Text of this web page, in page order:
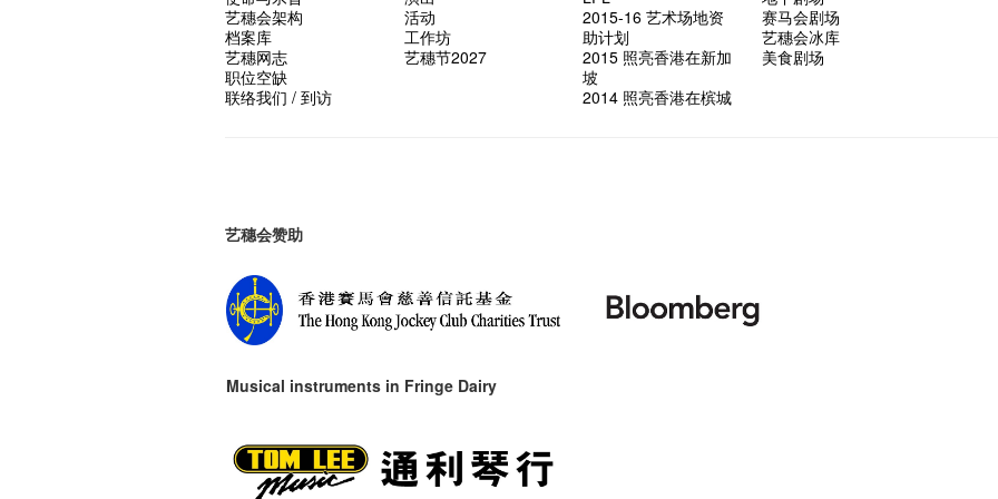
艺穗会架构
档案库
艺穗网志
职位空缺
联络我们 / 到访
活动
工作坊
艺穗节2027
2015-16 艺术场地资
助计划
2015 照亮香港在新加
坡
2014 照亮香港在槟城
赛马会剧场
艺穗会冰库
美食剧场
艺穗会赞助
Musical instruments in Fringe Dairy